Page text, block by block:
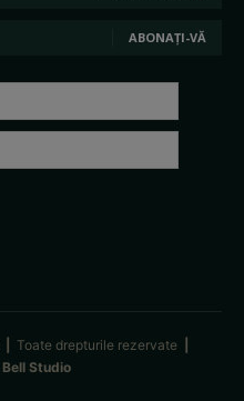
ABONAȚI-VĂ
Toate drepturile rezervate
Bell Studio